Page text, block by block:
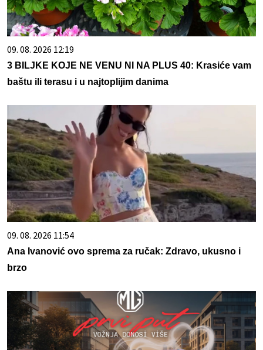
09. 08. 2026 12:19
3 BILJKE KOJE NE VENU NI NA PLUS 40: Krasiće vam
baštu ili terasu i u najtoplijim danima
09. 08. 2026 11:54
Ana Ivanović ovo sprema za ručak: Zdravo, ukusno i
brzo